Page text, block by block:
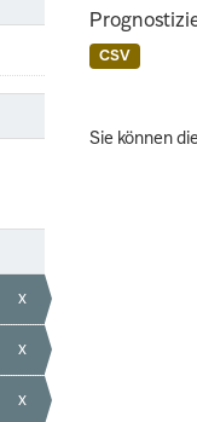
x
x
x
CSV
Sie können